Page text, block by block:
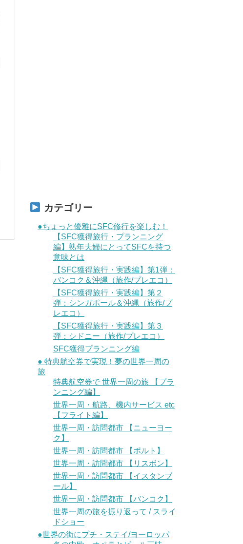
カテゴリー
●ちょっと優雅にSFC修行を楽しむ！
【SFC獲得旅行・プランニング
編】熟年夫婦にとってSFCを持つ
意味とは
【SFC獲得旅行・実践編】第1弾：
バンコク＆沖縄（旅作/プレエコ）
【SFC獲得旅行・実践編】第２
弾：シンガポール＆沖縄（旅作/プ
レエコ）
【SFC獲得旅行・実践編】第３
弾：シドニー（旅作/プレエコ）
SFC獲得プランニング編
● 特典航空券で実現！夢の世界一周の
旅
特典航空券で 世界一周の旅 【プラ
ンニング編】
世界一周・航路、機内サービス etc
【フライト編】
世界一周・訪問都市 【ニューヨー
ク】
世界一周・訪問都市 【ポルト】
世界一周・訪問都市 【リスボン】
世界一周・訪問都市 【イスタンブ
ール】
世界一周・訪問都市 【バンコク】
世界一周の旅を振り返って / スライ
ドショー
●世界の街にプチ・ステイ/ヨーロッパ